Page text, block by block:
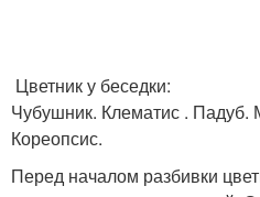
Цветник у беседки:
Чубушник. Клематис .
Кореопсис.
Перед началом разбивки